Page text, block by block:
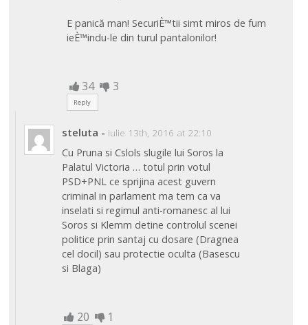
E panică man! SecuriÈ™tii simt miros de fum
ieÈ™indu-le din turul pantalonilor!
34 3
Reply
steluta - iulie 13th, 2016 at 22:10
Cu Pruna si Cslols slugile lui Soros la
Palatul Victoria … totul prin votul
PSD+PNL ce sprijina acest guvern
criminal in parlament ma tem ca va
inselati si regimul anti-romanesc al lui
Soros si Klemm detine controlul scenei
politice prin santaj cu dosare (Dragnea
cel docil) sau protectie oculta (Basescu
si Blaga)
20 1